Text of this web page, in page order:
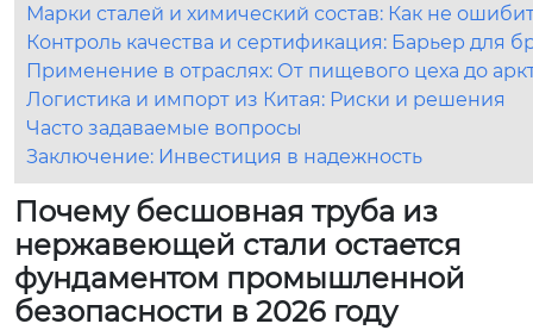
Марки сталей и химический состав: Как не
Контроль качества и сертификация: Барьер для
Применение в отраслях: От пищевого цеха до
Логистика и импорт из Китая: Риски и решения
Часто задаваемые вопросы
Заключение: Инвестиция в надежность
Почему бесшовная труба из
нержавеющей стали остается
фундаментом промышленной
безопасности в 2026 году